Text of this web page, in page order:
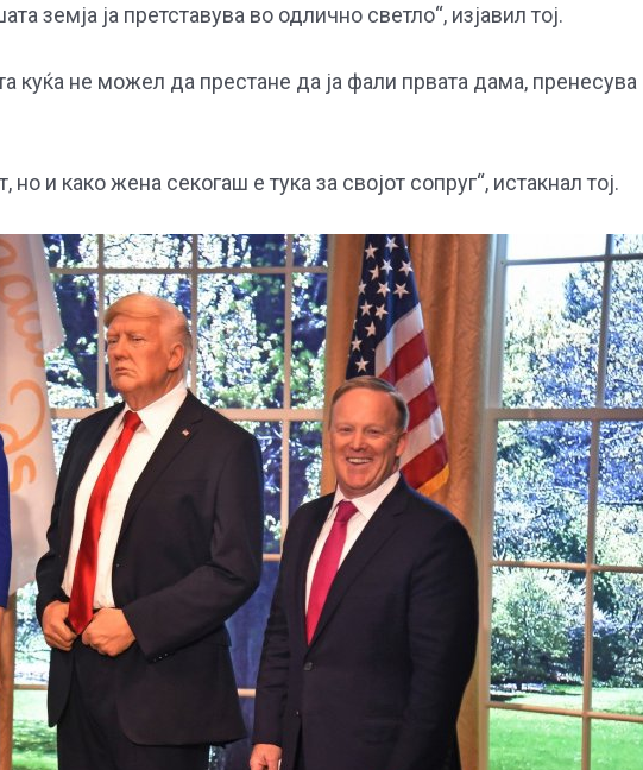
земја ја претставува во одлично светло“, изјавил тој.
куќа не можел да престане да ја фали првата дама, пренесува
и како жена секогаш е тука за својот сопруг“, истакнал тој.